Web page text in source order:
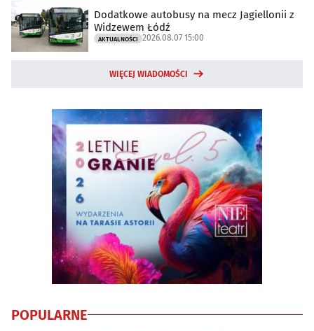
Dodatkowe autobusy na mecz Jagiellonii z
Widzewem Łódź
AKTUALNOŚCI 2026.08.07 15:00
WIĘCEJ WIADOMOŚCI
POPULARNE